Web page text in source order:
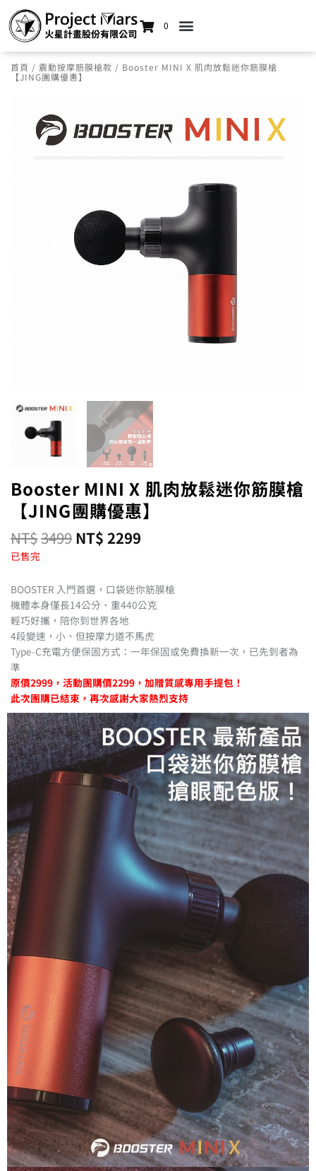
0
首頁 / 震動按摩筋膜槍款 / Booster MINI X 肌肉放鬆迷你筋膜槍
【JING團購優惠】
Booster MINI X 肌肉放鬆迷你筋膜槍
【JING團購優惠】
NT$3499 NT$ 2299
已售完
BOOSTER 入門首選，口袋迷你筋膜槍
機體本身僅長14公分、重440公克
輕巧好攜，陪你到世界各地
4段變速，小、但按摩力道不馬虎
Type-C充電方便保固方式：一年保固或免費換新一次，已先到者為
準
原價2999，活動團購價2299，加贈質感專用手提包！
此次團購已結束，再次感謝大家熱烈支持